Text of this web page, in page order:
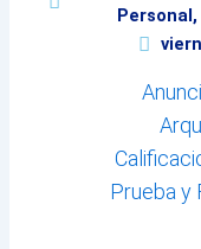
Personal ,
Prueba y